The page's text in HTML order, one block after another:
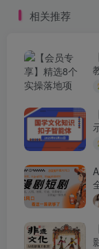
相关推荐